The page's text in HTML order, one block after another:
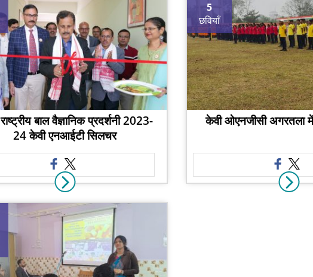
बाल वैज्ञानिक प्रदर्शनी 2023-
24 केवी एनआईटी सिलचर
5
छवियाँ
केवी ओएनजीसी अगरतला